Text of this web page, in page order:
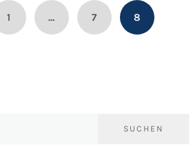
1 … 7 8